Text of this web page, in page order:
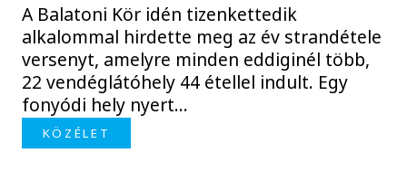
A Balatoni Kör idén tizenkettedik
alkalommal hirdette meg az év strandétele
versenyt, amelyre minden eddiginél több,
22 vendéglátóhely 44 étellel indult. Egy
fonyódi hely nyert...
KÖZÉLET